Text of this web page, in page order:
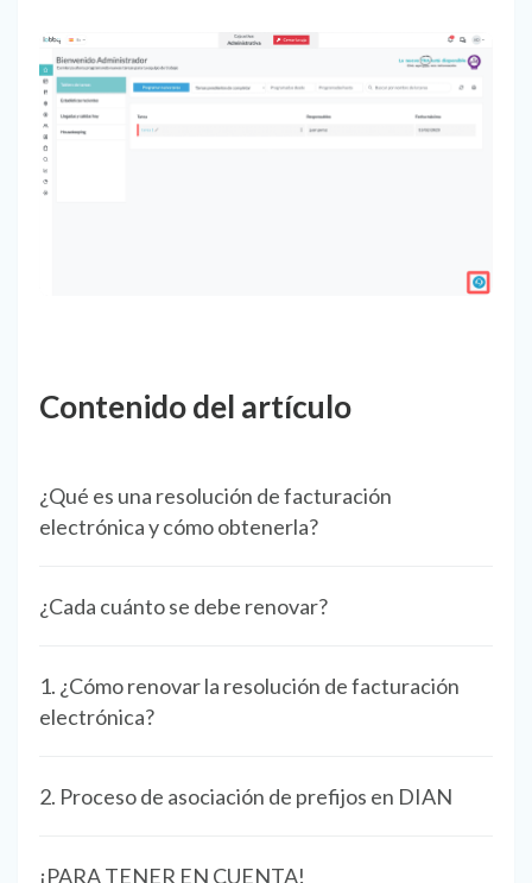
Contenido del artículo
¿Qué es una resolución de facturación
electrónica y cómo obtenerla?
¿Cada cuánto se debe renovar?
1. ¿Cómo renovar la resolución de facturación
electrónica?
2. Proceso de asociación de prefijos en DIAN
¡PARA TENER EN CUENTA!